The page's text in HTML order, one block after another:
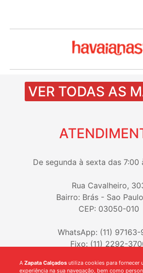
VER TODAS AS
De segunda à sexta das 7:00
Rua Cavalheiro,
Bairro: Brás - Sao
CEP: 03050-010
WhatsApp: (11)
Fixo: (11) 2292-
A Zapata Calçados utiliza cookies para fornecer
experiência na sua navegação, bem como